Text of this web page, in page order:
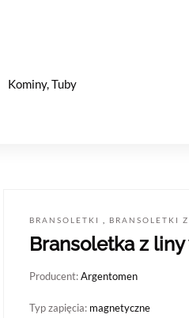
Kominy, Tuby
BRANSOLETKI BRANSOLETKI
Bransoletka z
Producent:Argentomen
Typ zapięcia: magnetyczne